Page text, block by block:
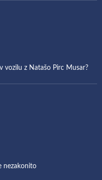
vozilu z Natašo Pirc Musar?
nezakonito